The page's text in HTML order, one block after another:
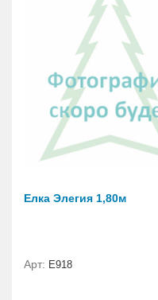
Елка Элегия 1,80м
Арт: E918